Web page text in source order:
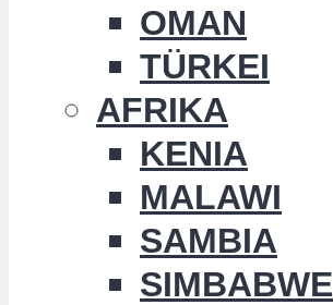
OMAN
TÜRKEI
AFRIKA
KENIA
MALAWI
SAMBIA
SIMBABWE